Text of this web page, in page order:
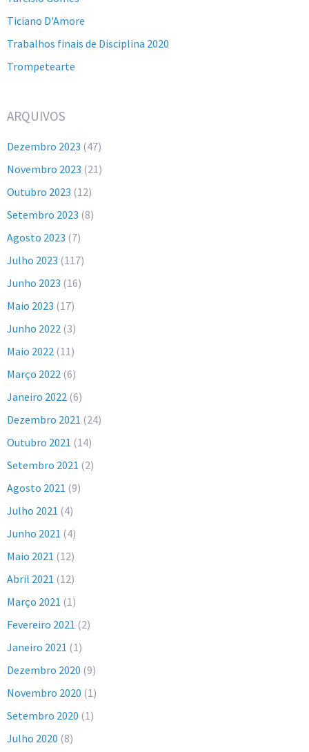
Ticiano D'Amore
Trabalhos finais de Disciplina 2020
Trompetearte
ARQUIVOS
Dezembro 2023 (47)
Novembro 2023 (21)
Outubro 2023 (12)
Setembro 2023 (8)
Agosto 2023 (7)
Julho 2023 (117)
Junho 2023 (16)
Maio 2023 (17)
Junho 2022 (3)
Maio 2022 (11)
Março 2022 (6)
Janeiro 2022 (6)
Dezembro 2021 (24)
Outubro 2021 (14)
Setembro 2021 (2)
Agosto 2021 (9)
Julho 2021 (4)
Junho 2021 (4)
Maio 2021 (12)
Abril 2021 (12)
Março 2021 (1)
Fevereiro 2021 (2)
Janeiro 2021 (1)
Dezembro 2020 (9)
Novembro 2020 (1)
Setembro 2020 (1)
Julho 2020 (8)